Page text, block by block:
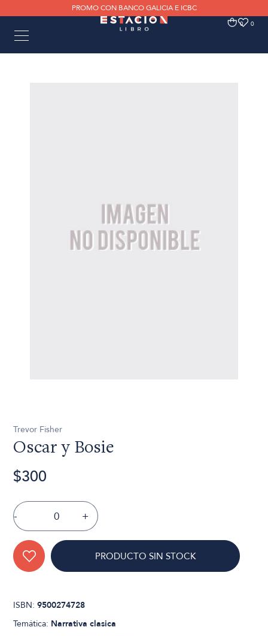
PROMO CON BANCO GALICIA E ICBC
0 0
Trevor Fisher
Oscar y Bosie
$300
- +
PRODUCTO SIN STOCK
ISBN:9500274728
Temática: Narrativa clasica